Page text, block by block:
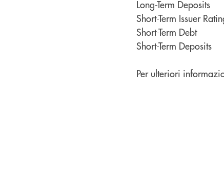
Long-Term
Short-Term Issuer
Short-Term
Short-Term
Per ulteriori